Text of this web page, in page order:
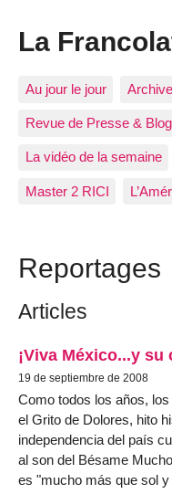
La
Au jour le jour
Revue de Presse &
La vidéo de la semaine
Master 2 RICI
Reportages
Articles
¡Viva México...y su
19 de septiembre de 2008
Como todos los años,
el Grito de Dolores, hito
independencia del país
al son del Bésame
es "mucho más que sol y